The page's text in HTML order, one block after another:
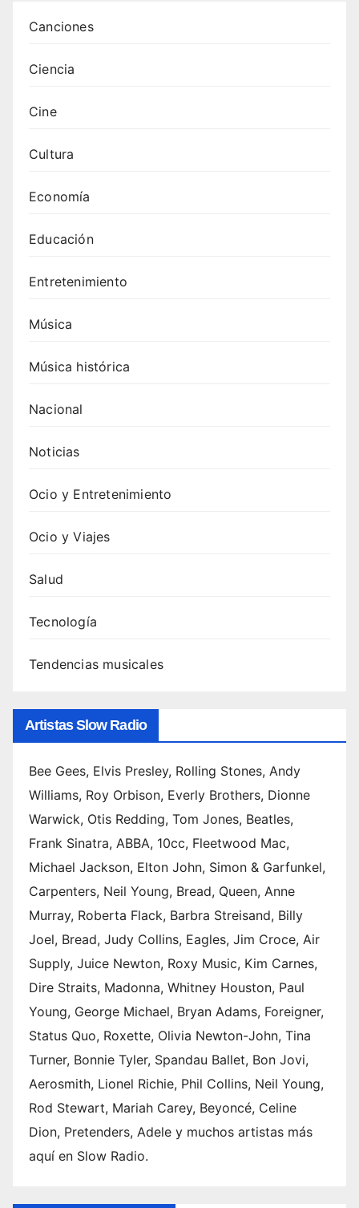
Edad
a:
ia y
rollo
Canciones
Ciencia
Cine
Cultura
Economía
Educación
Entretenimiento
Música
Música histórica
Nacional
Noticias
Ocio y Entretenimiento
Ocio y Viajes
Salud
Tecnología
Tendencias musicales
Artistas Slow Radio
Bee Gees, Elvis Presley, Rolling Stones, Andy
Williams, Roy Orbison, Everly Brothers, Dionne
Warwick, Otis Redding, Tom Jones, Beatles,
Frank Sinatra, ABBA, 10cc, Fleetwood Mac,
Michael Jackson, Elton John, Simon & Garfunkel,
Carpenters, Neil Young, Bread, Queen, Anne
Murray, Roberta Flack, Barbra Streisand, Billy
Joel, Bread, Judy Collins, Eagles, Jim Croce, Air
Supply, Juice Newton, Roxy Music, Kim Carnes,
Dire Straits, Madonna, Whitney Houston, Paul
Young, George Michael, Bryan Adams, Foreigner,
Status Quo, Roxette, Olivia Newton-John, Tina
Turner, Bonnie Tyler, Spandau Ballet, Bon Jovi,
Aerosmith, Lionel Richie, Phil Collins, Neil Young,
Rod Stewart, Mariah Carey, Beyoncé, Celine
Dion, Pretenders, Adele y muchos artistas más
aquí en Slow Radio.